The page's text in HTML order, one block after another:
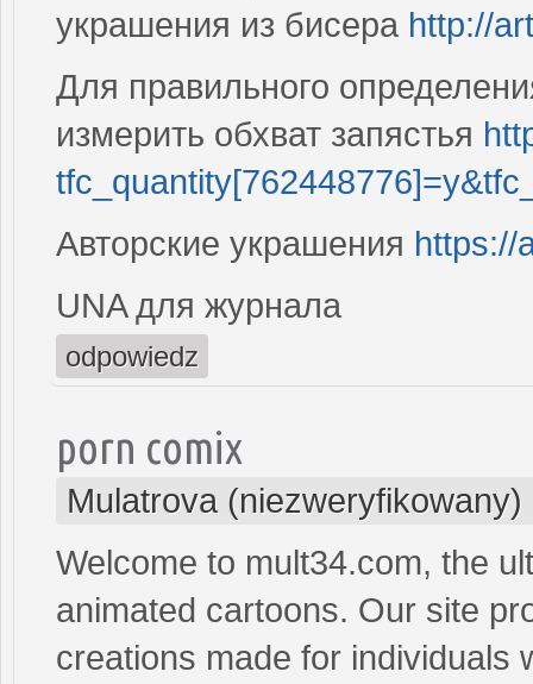
украшения из бисера http://
Для правильного
измерить обхват запястья
Авторские украшения https://
UNA для журнала
odpowiedz
porn comix
Mulatrova (niezweryfikowany)
Welcome to mult34.com, the
animated cartoons. Our site
creations made for individuals